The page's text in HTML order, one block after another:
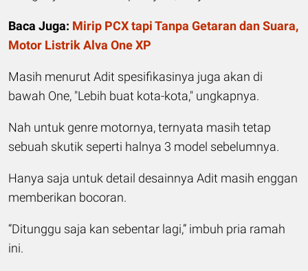
Baca Juga: Mirip PCX tapi Tanpa Getaran dan Suara,
Motor Listrik Alva One XP
Masih menurut Adit spesifikasinya juga akan di
bawah One, "Lebih buat kota-kota," ungkapnya.
Nah untuk genre motornya, ternyata masih tetap
sebuah skutik seperti halnya 3 model sebelumnya.
Hanya saja untuk detail desainnya Adit masih enggan
memberikan bocoran.
“Ditunggu saja kan sebentar lagi,” imbuh pria ramah
ini.